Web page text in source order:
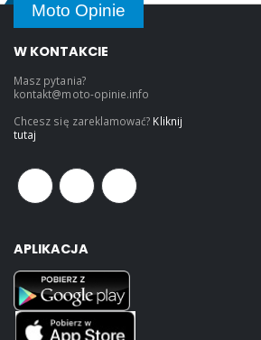
Moto Opinie
W KONTAKCIE
Masz pytania?
kontakt@moto-opinie.info
Chcesz się zareklamować? Kliknij
tutaj
APLIKACJA